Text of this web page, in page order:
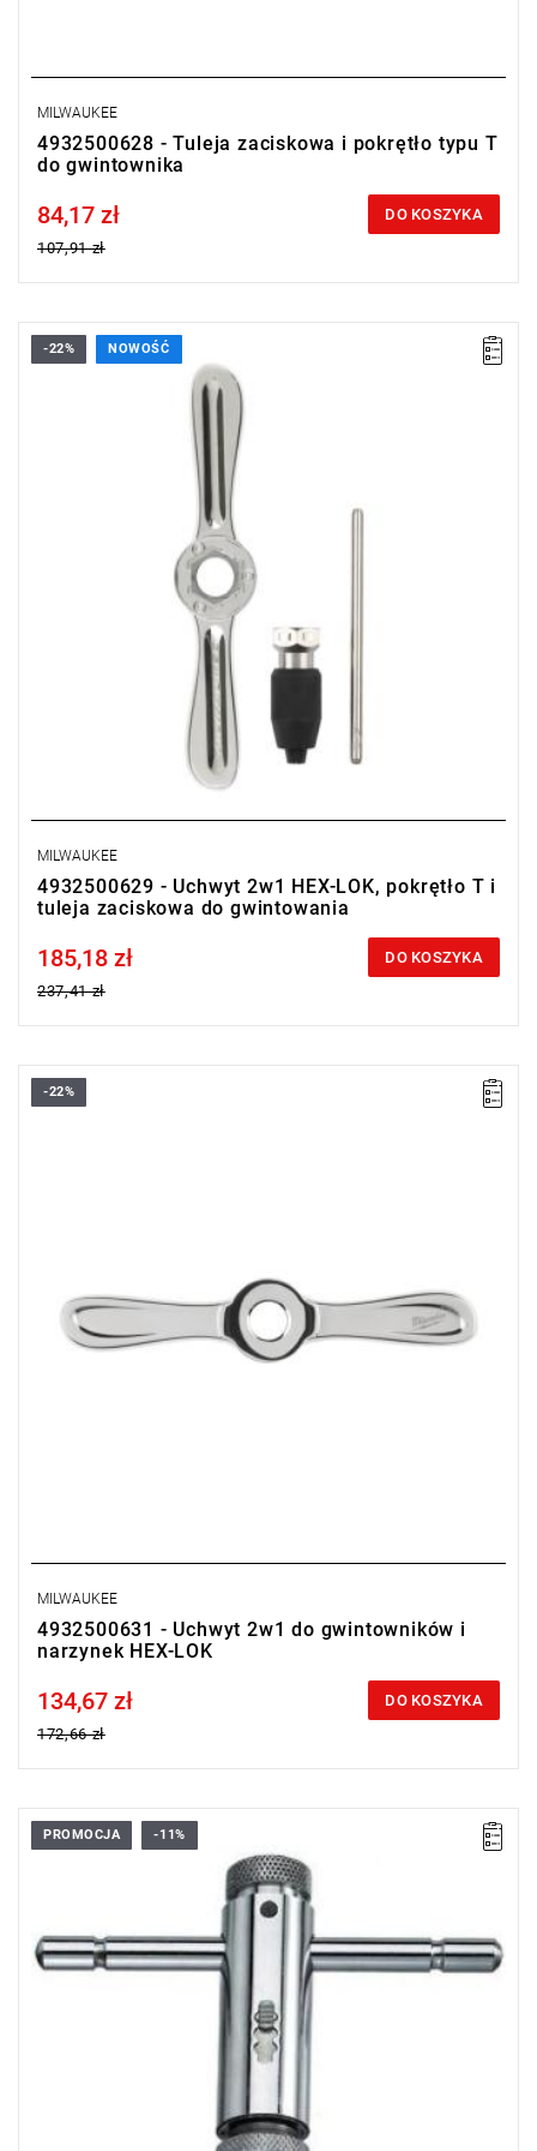
MILWAUKEE
4932500628 - Tuleja zaciskowa i pokrętło typu T
do gwintownika
Price tax included
84,17 zł
107,91 zł
DO KOSZYKA
-22% NOWOŚĆ
MILWAUKEE
4932500629 - Uchwyt 2w1 HEX-LOK, pokrętło T i
tuleja zaciskowa do gwintowania
Price tax included
185,18 zł
237,41 zł
DO KOSZYKA
-22%
MILWAUKEE
4932500631 - Uchwyt 2w1 do gwintowników i
narzynek HEX-LOK
Price tax included
134,67 zł
172,66 zł
DO KOSZYKA
PROMOCJA -11%